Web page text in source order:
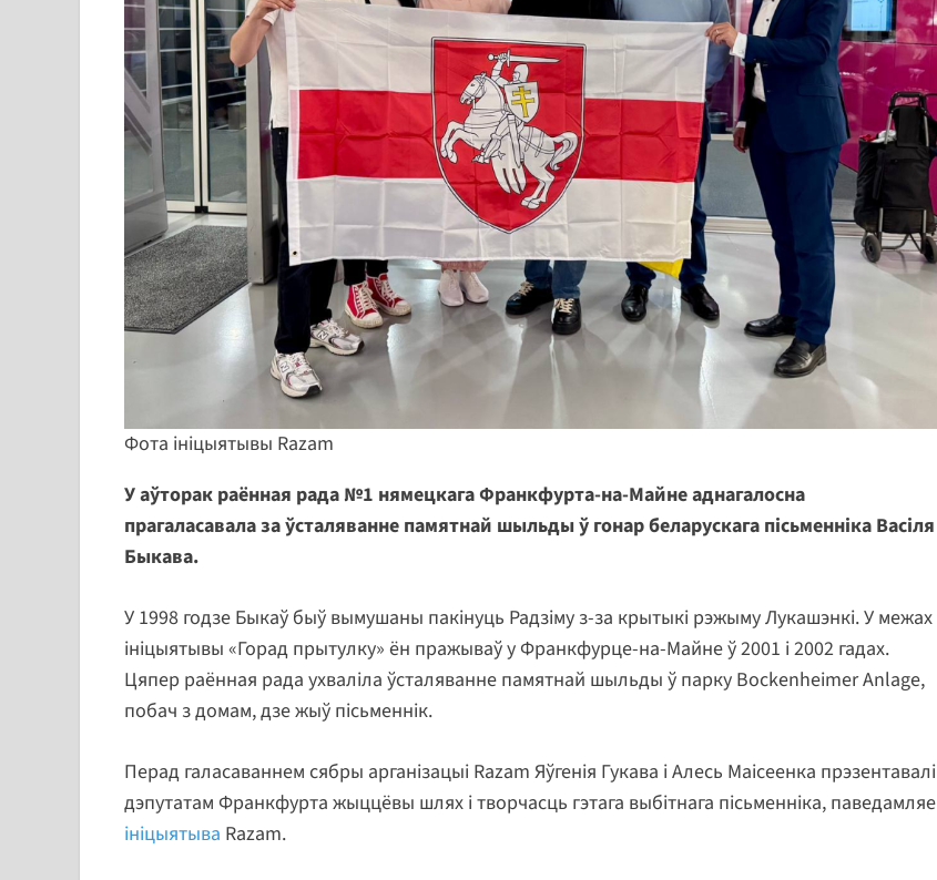
Фота ініцыятывы Razam
У аўторак раённая рада №1 нямецкага Франкфурта-на-Майне аднагалосна
прагаласавала за ўсталяванне памятнай шыльды ў гонар беларускага пісьменніка Васіля
Быкава.
У 1998 годзе Быкаў быў вымушаны пакінуць Радзіму з-за крытыкі рэжыму Лукашэнкі. У межах
ініцыятывы «Горад прытулку» ён пражываў у Франкфурце-на-Майне ў 2001 і 2002 гадах.
Цяпер раённая рада ухваліла ўсталяванне памятнай шыльды ў парку Bockenheimer Anlage,
побач з домам, дзе жыў пісьменнік.
Перад галасаваннем сябры арганізацыі Razam Яўгенія Гукава і Алесь Маісеенка прэзентавалі
дэпутатам Франкфурта жыццёвы шлях і творчасць гэтага выбітнага пісьменніка, паведамляе
ініцыятыва Razam.